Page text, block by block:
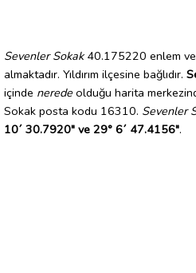
Sevenler Sokak40.175220 enlem
almaktadır. Yıldırım ilçesine bağlıdır.
içinde nerede olduğu harita
Sokak posta kodu 16310. Sevenler
10´ 30.7920" ve 29° 6´ 47.4156".